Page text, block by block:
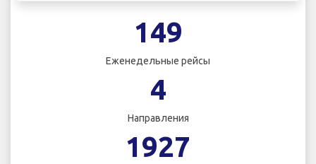
149
Еженедельные рейсы
4
Направления
1927